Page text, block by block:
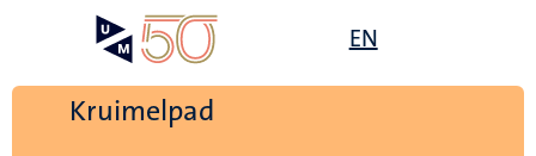
EN
the
Kruimelpad